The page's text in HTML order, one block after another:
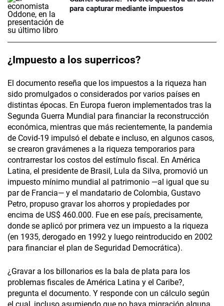
para capturar mediante impuestos
¿Impuesto a los superricos?
El documento reseña que los impuestos a la riqueza han
sido promulgados o considerados por varios países en
distintas épocas. En Europa fueron implementados tras la
Segunda Guerra Mundial para financiar la reconstrucción
económica, mientras que más recientemente, la pandemia
de Covid-19 impulsó el debate e incluso, en algunos casos,
se crearon gravámenes a la riqueza temporarios para
contrarrestar los costos del estímulo fiscal. En América
Latina, el presidente de Brasil, Lula da Silva, promovió un
impuesto mínimo mundial al patrimonio —al igual que su
par de Francia— y el mandatario de Colombia, Gustavo
Petro, propuso gravar los ahorros y propiedades por
encima de US$ 460.000. Fue en ese país, precisamente,
donde se aplicó por primera vez un impuesto a la riqueza
(en 1935, derogado en 1992 y luego reintroducido en 2002
para financiar el plan de Seguridad Democrática).
¿Gravar a los billonarios es la bala de plata para los
problemas fiscales de América Latina y el Caribe?,
pregunta el documento. Y responde con un cálculo según